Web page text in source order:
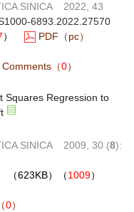
SINICA 2022, 43
6893.2022.27570
）
PDF（pc）
Comments （0）
Squares Regression to
SINICA 2009, 30 (8):
（623KB）（1009）
（0）